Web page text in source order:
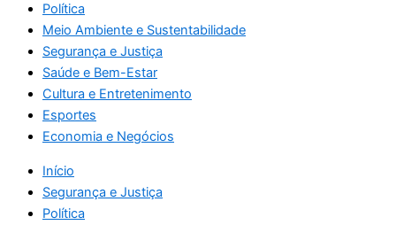
Política
Meio Ambiente e Sustentabilidade
Segurança e Justiça
Saúde e Bem-Estar
Cultura e Entretenimento
Esportes
Economia e Negócios
Início
Segurança e Justiça
Política